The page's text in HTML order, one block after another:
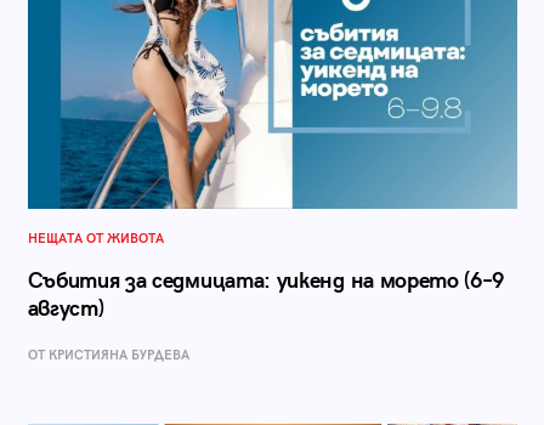
НЕЩАТА ОТ ЖИВОТА
Събития за седмицата: уикенд на морето (6–9
август)
ОТ КРИСТИЯНА БУРДЕВА